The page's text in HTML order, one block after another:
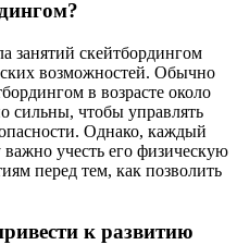
занятий скейтбордингом
возможностей. Обычно
в возрасте около
сильны, чтобы управлять
Однако, каждый
учесть его физическую
перед тем, как позволить
к развитию